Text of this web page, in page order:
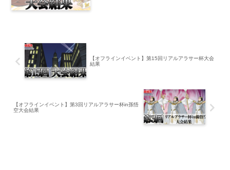
【オフラインイベント】第15回リアルアラサー杯大会
結果
【オフラインイベント】第3回リアルアラサー杯in孫悟
空大会結果